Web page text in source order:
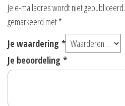
Je e-mailadres wordt niet gepubliceerd.
gemarkeerd met*
Je waardering *
Je beoordeling *